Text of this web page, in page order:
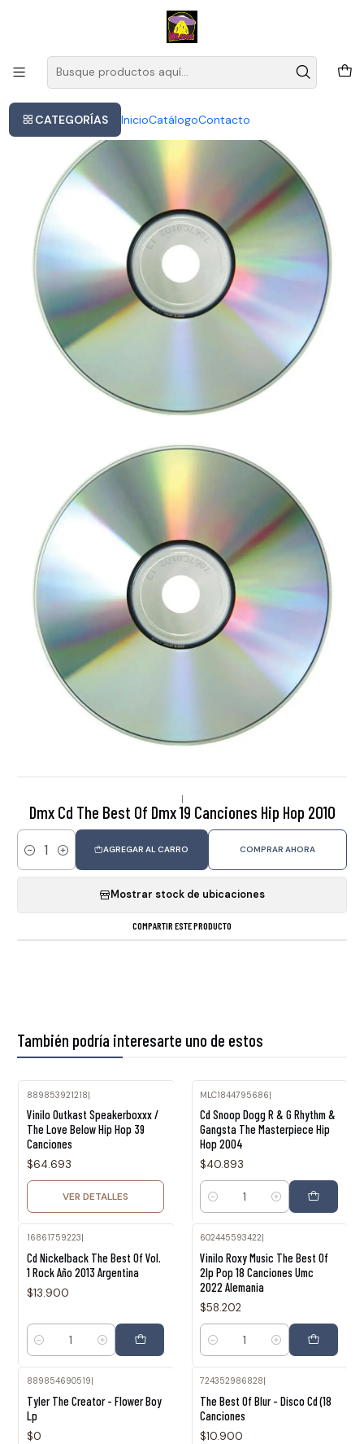
CATEGORÍAS InicioCatálogoContacto
Este es el texto del slide
|
Dmx Cd The Best Of Dmx 19 Canciones Hip Hop 2010
Cantidad
AGREGAR AL CARRO COMPRAR AHORA
Mostrar stock de ubicaciones
COMPARTIR ESTE PRODUCTO
También podría interesarte uno de estos
889853921218|
Vinilo Outkast Speakerboxxx /
The Love Below Hip Hop 39
Canciones
$64.693
VER DETALLES
MLC1844795686|
Cd Snoop Dogg R & G Rhythm &
Gangsta The Masterpiece Hip
Hop 2004
$40.893
Cantidad
16861759223
Cd Nickelback The Best Of Vol.
1 Rock Año 2013 Argentina
$13.900
Cantidad
602445593422
Vinilo Roxy Music The Best Of
2lp Pop 18 Canciones Umc
2022 Alemania
$58.202
Cantidad
889854690519|
Tyler The Creator - Flower Boy
Lp
$0
724352986828|
The Best Of Blur - Disco Cd (18
Canciones
$10.900